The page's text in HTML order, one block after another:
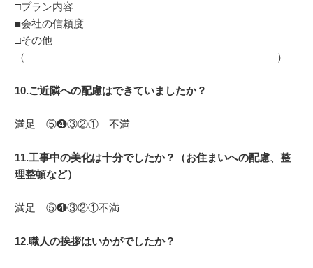
□プラン内容
■会社の信頼度
□その他
（ ）
10.ご近隣への配慮はできていましたか？
満足 ⑤❹③②① 不満
11.工事中の美化は十分でしたか？（お住まいへの配慮、整
理整頓など）
満足 ⑤❹③②①不満
12.職人の挨拶はいかがでしたか？